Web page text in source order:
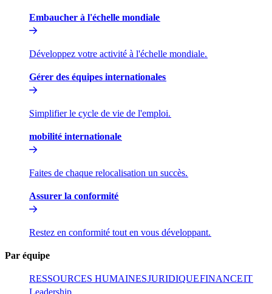
Embaucher à l'échelle mondiale​​
Développez votre activité à l'échelle mondiale.​​
Gérer des équipes internationales​​
Simplifier le cycle de vie de l'emploi.​​
mobilité internationale​​
Faites de chaque relocalisation un succès.​​
Assurer la conformité​​
Restez en conformité tout en vous développant.​​
Par équipe​​
RESSOURCES HUMAINES​​JURIDIQUE​​FINANCE​​IT​​
Leadership​​